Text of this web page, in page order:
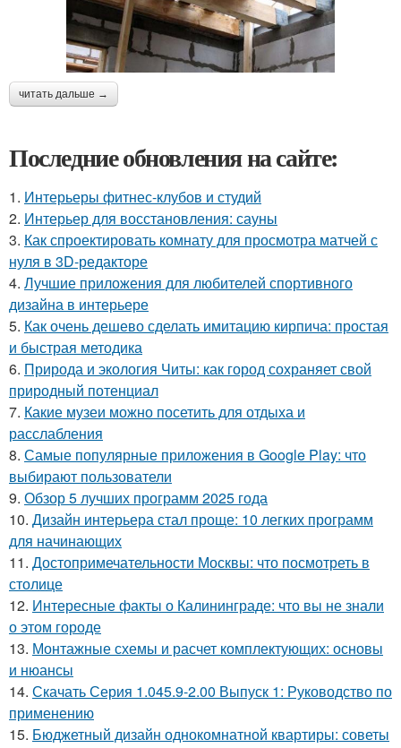
читать дальше →
Последние обновления на сайте:
1. Интерьеры фитнес-клубов и студий
2. Интерьер для восстановления: сауны
3. Как спроектировать комнату для просмотра матчей с
нуля в 3D-редакторе
4. Лучшие приложения для любителей спортивного
дизайна в интерьере
5. Как очень дешево сделать имитацию кирпича: простая
и быстрая методика
6. Природа и экология Читы: как город сохраняет свой
природный потенциал
7. Какие музеи можно посетить для отдыха и
расслабления
8. Самые популярные приложения в Google Play: что
выбирают пользователи
9. Обзор 5 лучших программ 2025 года
10. Дизайн интерьера стал проще: 10 легких программ
для начинающих
11. Достопримечательности Москвы: что посмотреть в
столице
12. Интересные факты о Калининграде: что вы не знали
о этом городе
13. Монтажные схемы и расчет комплектующих: основы
и нюансы
14. Скачать Серия 1.045.9-2.00 Выпуск 1: Руководство по
применению
15. Бюджетный дизайн однокомнатной квартиры: советы